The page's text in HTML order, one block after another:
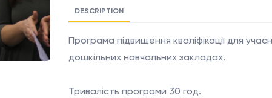
DESCRIPTION
Програма підвищення кваліфікації для
дошкільних навчальних закладах.
Тривалість програми 30 год.